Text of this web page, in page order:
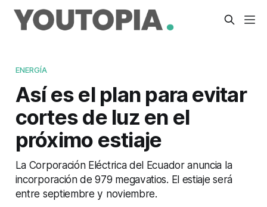
ENERGÍA
Así es el plan para evitar
cortes de luz en el
próximo estiaje
La Corporación Eléctrica del Ecuador anuncia la
incorporación de 979 megavatios. El estiaje será
entre septiembre y noviembre.